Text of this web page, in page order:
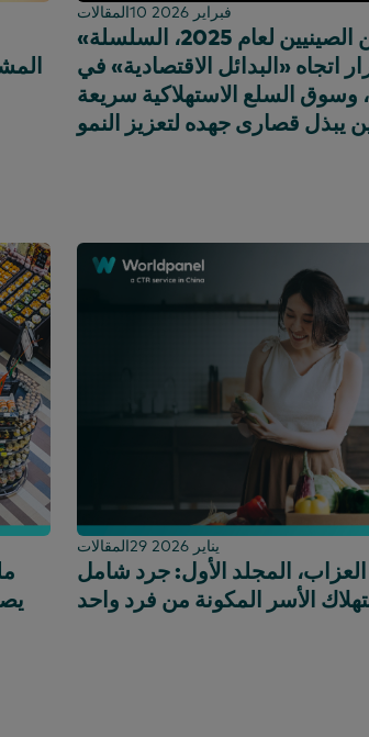
المقالات 10 فبراير 2026
«تقرير المتسوقين الصينيين لعام 2025، السلسلة
اتجاه «البدائل الاقتصادية» في
عام 2025، وسوق السلع الاستهلاكية سريعة
يبذل قصارى جهده لتعزيز النمو
المقالات 29 يناير 2026
المجلد الأول: جرد شامل
الأسر المكونة من فرد واحد